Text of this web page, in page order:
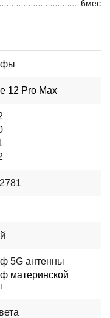
6мес
12 Pro Max
5G антенны
материнской